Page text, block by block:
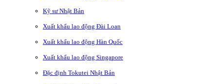
Kỹ sư Nhật Bản
Xuất khẩu lao động Đài Loan
Xuất khẩu lao động Hàn Quốc
Xuất khẩu lao động Singapore
Đặc định Tokutei Nhật Bản